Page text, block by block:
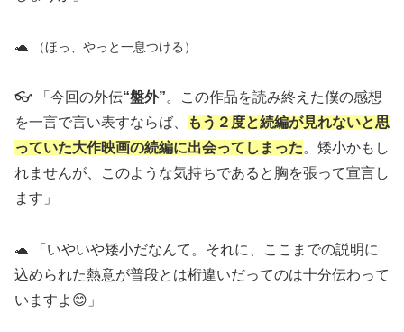
🐢 （ほっ、やっと一息つける）
👓 「今回の外伝“盤外”。この作品を読み終えた僕の感想
を一言で言い表すならば、
もう２度と続編が見れないと思
っていた大作映画の続編に出会ってしまった。矮小かもし
れませんが、このような気持ちであると胸を張って宣言し
ます」
🐢 「いやいや矮小だなんて。それに、ここまでの説明に
込められた熱意が普段とは桁違いだってのは十分伝わって
いますよ😊」